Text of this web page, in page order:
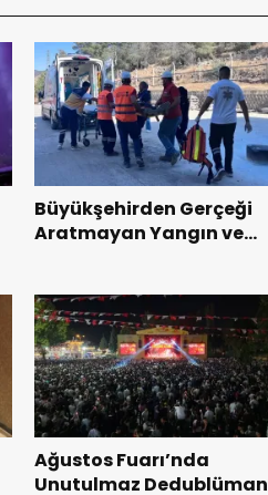
Büyükşehirden Gerçeği
Aratmayan Yangın ve
Ağustos Fuarı’nda
Unutulmaz Dedublüman